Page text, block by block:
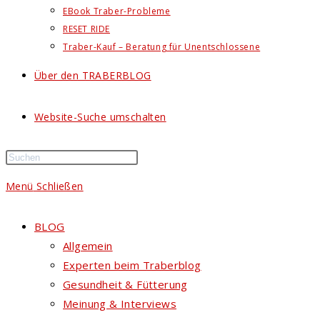
EBook Traber-Probleme
RESET RIDE
Traber-Kauf – Beratung für Unentschlossene
Über den TRABERBLOG
Website-Suche umschalten
Menü Schließen
BLOG
Allgemein
Experten beim Traberblog
Gesundheit & Fütterung
Meinung & Interviews